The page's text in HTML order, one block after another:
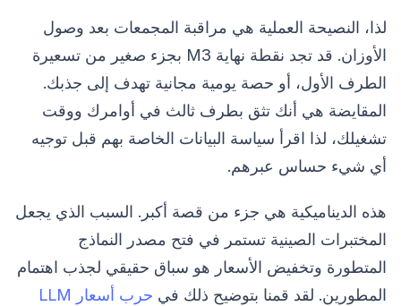
لذا، النصيحة العملية هي مراقبة المجمعات بعد وصول
الأوزان. قد تجد نقطة نهاية M3 بجزء صغير من تسعيرة
الطرف الأول، أو حصة يومية مجانية تهدف إلى جذبك.
المقايضة هي أنك تثق بطرف ثالث في أوامرك ووقت
تشغيلك، لذا اقرأ سياسة البيانات الخاصة بهم قبل توجيه
أي شيء حساس عبرهم.
هذه الديناميكية هي جزء من قصة أكبر. السبب الذي يجعل
المختبرات الصينية تستمر في فتح مصدر النماذج
المتطورة وتخفيض الأسعار هو سباق حقيقي لجذب اهتمام
المطورين. لقد قمنا بتوضيح ذلك في
حرب أسعار LLM